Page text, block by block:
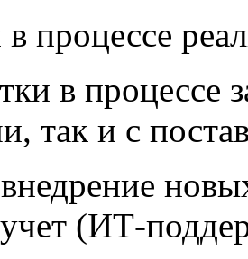
процессе
в процессе
так и с
(ИТ-